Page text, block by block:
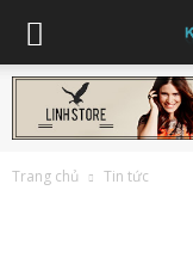
Trang chủ Tin tức